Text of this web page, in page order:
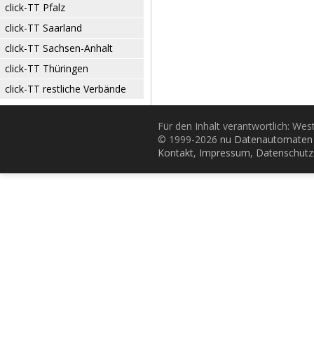
click-TT Pfalz
click-TT Saarland
click-TT Sachsen-Anhalt
click-TT Thüringen
click-TT restliche Verbände
Für den Inhalt verantwortlich:
© 1999-2026 nu
Kontakt, Impressum, Datenschutz